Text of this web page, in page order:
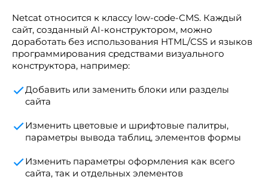
Netcat относится к классу low-code-CMS. Каждый
сайт, созданный AI-конструктором, можно
доработать без использования HTML/CSS и языков
программирования средствами визуального
конструктора, например:
Добавить или заменить блоки или разделы
сайта
Изменить цветовые и шрифтовые палитры,
параметры вывода таблиц, элементов формы
Изменить параметры оформления как всего
сайта, так и отдельных элементов